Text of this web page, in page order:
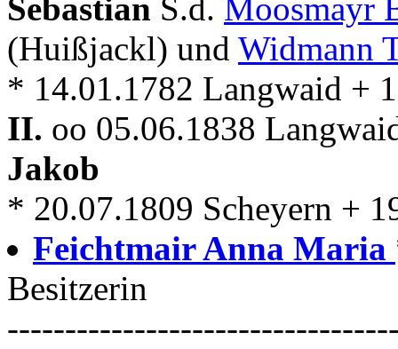
Sebastian S.d. Moosmayr
(Huißjackl) und Widmann
* 14.01.1782 Langwaid +
II. oo 05.06.1838
Jakob
* 20.07.1809 Scheyern +
Feichtmair Anna Maria
Besitzerin